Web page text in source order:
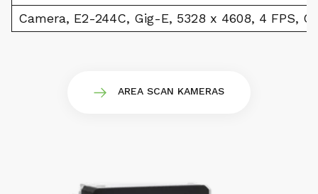
Camera, E2-244C, Gig-E, 5328 x 4608, 4 FPS,
AREA SCAN KAMERAS